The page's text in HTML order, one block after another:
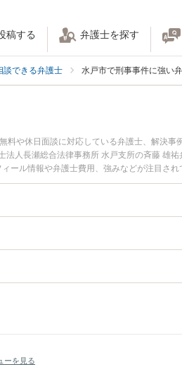
稿する 弁護士を探す
談できる弁護士 水戸市で刑事事件に強い
や休日面談に対応している弁護士、解決
人長瀬総合法律事務所 水戸支所の斉藤 雄
ール情報や弁護士費用、強みなどが注目さ
富な近くの弁護士を検索したい』『初回相
ーを見る